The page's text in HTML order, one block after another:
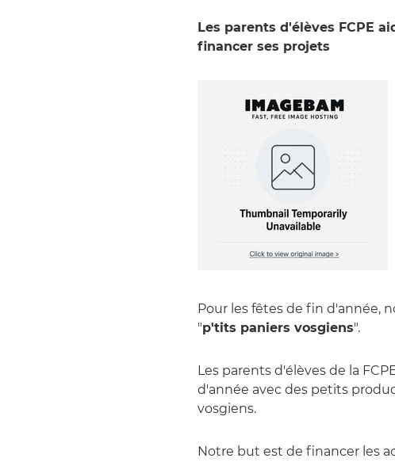
Les parents d'élèves FCPE
financer ses projets
Pour les fêtes de fin d'année,
"p'tits paniers vosgiens".
Les parents d'élèves de la
d'année avec des petits
vosgiens.
Notre but est de financer les